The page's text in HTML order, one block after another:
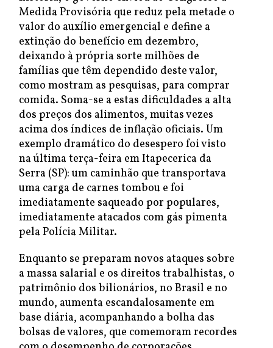
Medida Provisória que reduz pela metade o
valor do auxílio emergencial e define a
extinção do benefício em dezembro,
deixando à própria sorte milhões de
famílias que têm dependido deste valor,
como mostram as pesquisas, para comprar
comida. Soma-se a estas dificuldades a alta
dos preços dos alimentos, muitas vezes
acima dos índices de inflação oficiais. Um
exemplo dramático do desespero foi visto
na última terça-feira em Itapecerica da
Serra (SP): um caminhão que transportava
uma carga de carnes tombou e foi
imediatamente saqueado por populares,
imediatamente atacados com gás pimenta
pela Polícia Militar.
Enquanto se preparam novos ataques sobre
a massa salarial e os direitos trabalhistas, o
patrimônio dos bilionários, no Brasil e no
mundo, aumenta escandalosamente em
base diária, acompanhando a bolha das
bolsas de valores, que comemoram recordes